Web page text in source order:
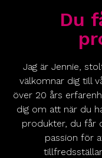
Du
Jag är Jennie,
välkomnar dig till
över 20 års
dig om att när du
produkter, du får
passion för